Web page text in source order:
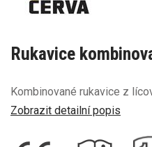
Rukavice
Kombinované rukavice z
Zobrazit detailní popis